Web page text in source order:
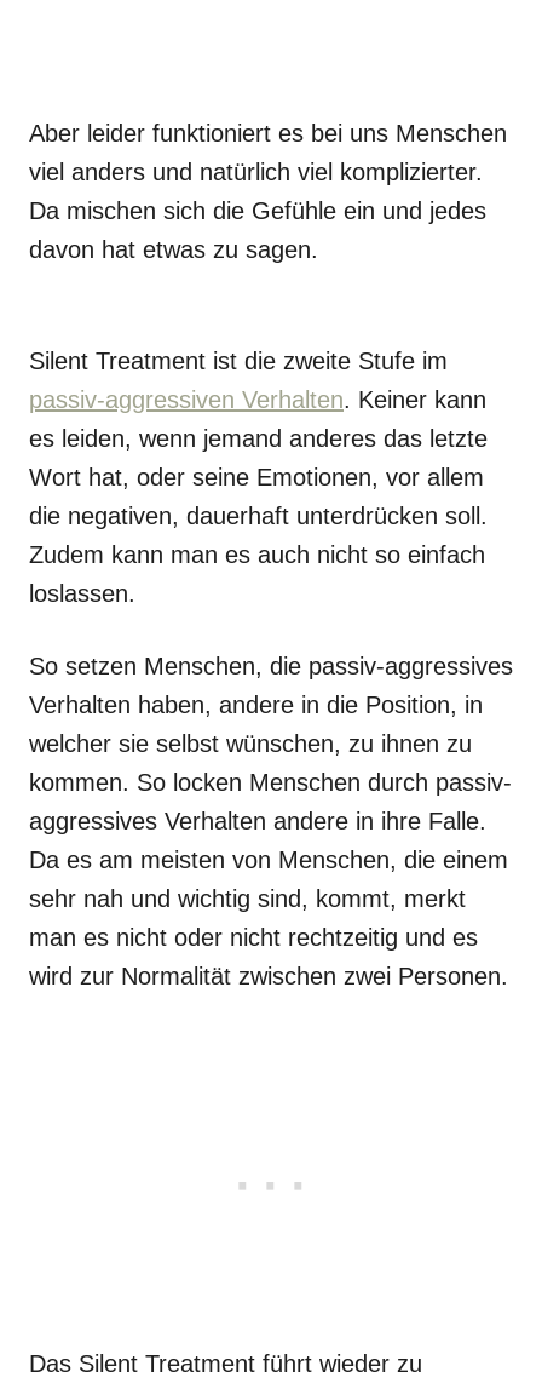
Aber leider funktioniert es bei uns Menschen
viel anders und natürlich viel komplizierter.
Da mischen sich die Gefühle ein und jedes
davon hat etwas zu sagen.
Silent Treatment ist die zweite Stufe im
passiv-aggressiven Verhalten. Keiner kann
es leiden, wenn jemand anderes das letzte
Wort hat, oder seine Emotionen, vor allem
die negativen, dauerhaft unterdrücken soll.
Zudem kann man es auch nicht so einfach
loslassen.
So setzen Menschen, die passiv-aggressives
Verhalten haben, andere in die Position, in
welcher sie selbst wünschen, zu ihnen zu
kommen. So locken Menschen durch passiv-
aggressives Verhalten andere in ihre Falle.
Da es am meisten von Menschen, die einem
sehr nah und wichtig sind, kommt, merkt
man es nicht oder nicht rechtzeitig und es
wird zur Normalität zwischen zwei Personen.
Das Silent Treatment führt wieder zu